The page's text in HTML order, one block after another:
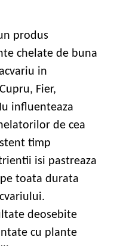
produs
chelate de buna
in
Fier,
influenteaza
de cea
timp
isi pastreaza
toata durata
deosebite
cu plante